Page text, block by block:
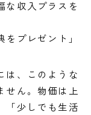
な収入プラスを
プレゼント」
は、このような
せん。物価は上
「少しでも生活